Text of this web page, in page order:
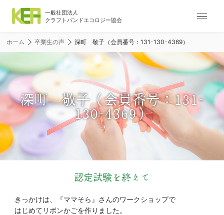
ナ
ー
シ
ョ
ン
メ
ニ
ー
ホーム 卒業生の声 深町 敬子（会員番号：131-130-4369）
深町 敬子（会員番号：131-
130-4369）
認定試験を終えて
きっかけは、『ママそら』さんのワークショップで
はじめてリボンかごを作りました。